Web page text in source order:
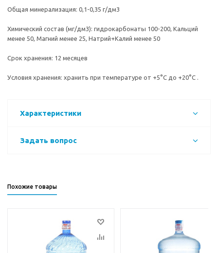
Общая минерализация: 0,1-0,35 г/дм3
Химический состав (мг/дм3): гидрокарбонаты 100-200, Кальций
менее 50, Магний менее 25, Натрий+Калий менее 50
Срок хранения: 12 месяцев
Условия хранения: хранить при температуре от +5°C до +20°C .
Характеристики
Задать вопрос
Похожие товары